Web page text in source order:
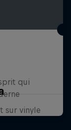
qui
sur vinyle